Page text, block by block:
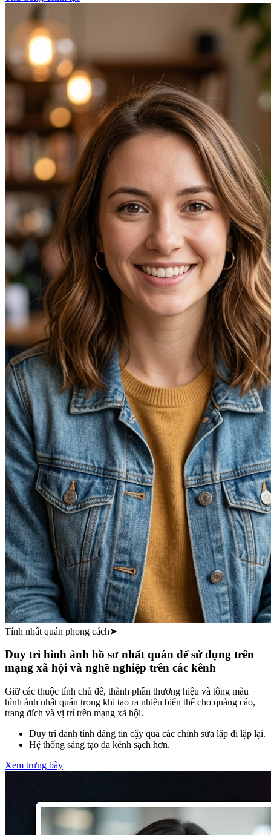
Tính nhất quán phong cách➤
Duy trì hình ảnh hồ sơ nhất quán để sử dụng trên
mạng xã hội và nghề nghiệp trên các kênh
Giữ các thuộc tính chủ đề, thành phần thương hiệu và tông màu
hình ảnh nhất quán trong khi tạo ra nhiều biến thể cho quảng cáo,
trang đích và vị trí trên mạng xã hội.
Duy trì danh tính đáng tin cậy qua các chỉnh sửa lặp đi lặp lại.
Hệ thống sáng tạo đa kênh sạch hơn.
Xem trưng bày